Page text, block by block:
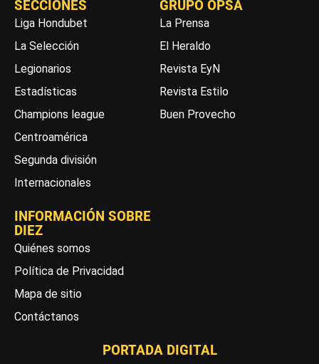
SECCIONES
Liga Hondubet
La Selección
Legionarios
Estadísticas
Champions league
Centroamérica
Segunda división
Internacionales
GRUPO OPSA
La Prensa
El Heraldo
Revista EyN
Revista Estilo
Buen Provecho
INFORMACIÓN SOBRE
DIEZ
Quiénes somos
Política de Privacidad
Mapa de sitio
Contáctanos
PORTADA DIGITAL